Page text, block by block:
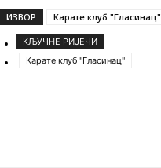
ИЗВОР Карате клуб "Гласинац"
КЉУЧНЕ РИЈЕЧИ
Карате клуб "Гласинац"